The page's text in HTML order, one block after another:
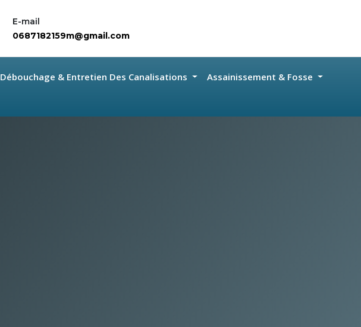
E-mail
0687182159m@gmail.com
Débouchage & Entretien Des Canalisations
Assainissement & Fosse